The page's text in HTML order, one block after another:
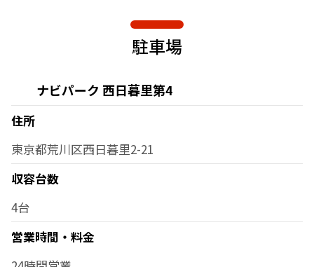
駐車場
ナビパーク 西日暮里第4
住所
東京都荒川区西日暮里2-21
収容台数
4台
営業時間・料金